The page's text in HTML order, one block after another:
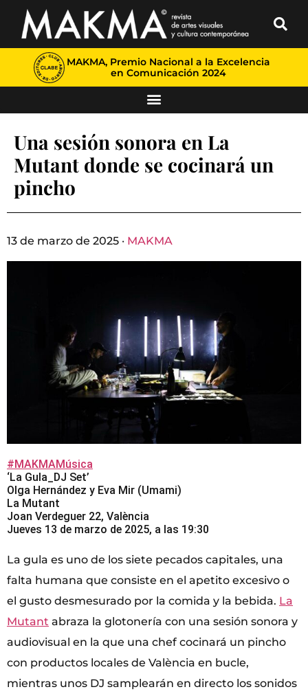
MAKMA, Premio Nacional a la Excelencia
en Comunicación 2024
Una sesión sonora en La
Mutant donde se cocinará un
pincho
13 de marzo de 2025 · MAKMA
#MAKMAMúsica
‘La Gula_DJ Set’
Olga Hernández y Eva Mir (Umami)
La Mutant
Joan Verdeguer 22, València
Jueves 13 de marzo de 2025, a las 19:30
La gula es uno de los siete pecados capitales, una
falta humana que consiste en el apetito excesivo o
el gusto desmesurado por la comida y la bebida. La
Mutant abraza la glotonería con una sesión sonora y
audiovisual en la que una chef cocinará un pincho
con productos locales de València en bucle,
mientras unos DJ samplearán en directo los sonidos